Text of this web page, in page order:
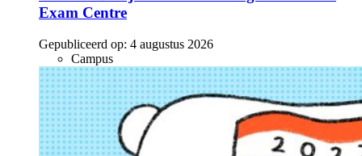
Exam Centre
Gepubliceerd op: 4 augustus 2026
Campus